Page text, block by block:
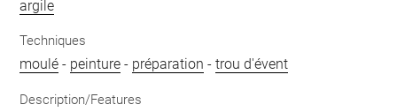
argile
Techniques
moulé - peinture - préparation -trou d'évent
Description/Features